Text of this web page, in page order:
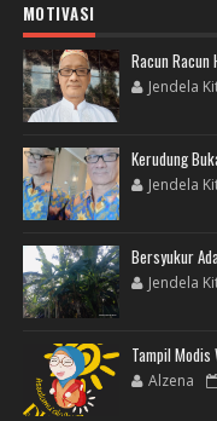
MOTIVASI
Racun Racun
Jendela
Kerudung
Jendela
Bersyukur
Jendela
Tampil Modis
Alzena